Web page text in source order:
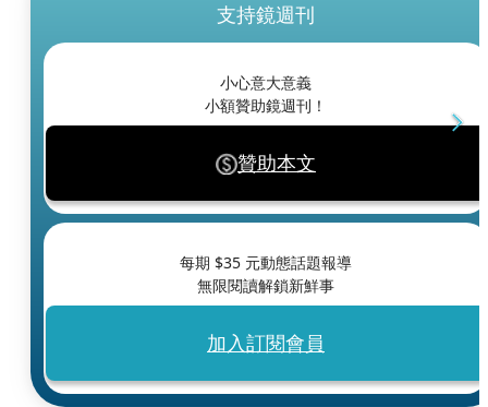
支持鏡週刊
小心意大意義
小額贊助鏡週刊！
贊助本文
每期 $35 元動態話題報導
無限閱讀解鎖新鮮事
加入訂閱會員